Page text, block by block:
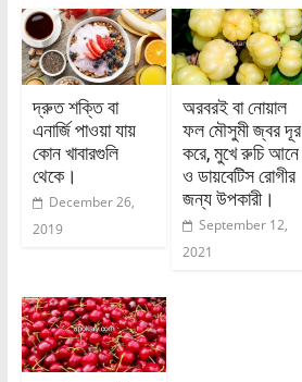
দ্রুত শক্তি বা
এনার্জি পাওয়া যায়
কোন খাবারগুলি
থেকে।
December 26,
2019
অরবরই বা নোয়াল
ফল মৌসুমী জ্বর দূর
করে, মুখে রুচি আনে
ও ডায়বেটিস রোগীর
জন্য উপকারী।
September 12,
2021